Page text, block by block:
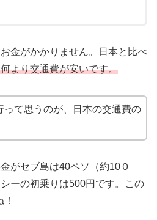
金がかかりません。日本と比べ
より交通費が安いです。
って思うのが、日本の交通費の
がセブ島は40ペソ（約10０
ーの初乗りは500円です。この